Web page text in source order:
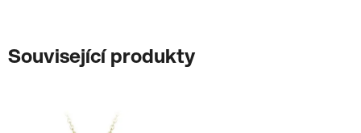
Související produkty